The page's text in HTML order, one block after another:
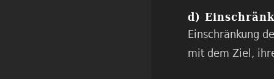
d)
Einschränkung
mit dem Ziel,